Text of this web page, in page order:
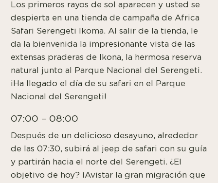
Los primeros rayos de sol aparecen y usted se
despierta en una tienda de campaña de Africa
Safari Serengeti Ikoma. Al salir de la tienda, le
da la bienvenida la impresionante vista de las
extensas praderas de Ikona, la hermosa reserva
natural junto al Parque Nacional del Serengeti.
¡Ha llegado el día de su safari en el Parque
Nacional del Serengeti!
07:00 – 08:00
Después de un delicioso desayuno, alrededor
de las 07:30, subirá al jeep de safari con su guía
y partirán hacia el norte del Serengeti. ¿El
objetivo de hoy? ¡Avistar la gran migración que